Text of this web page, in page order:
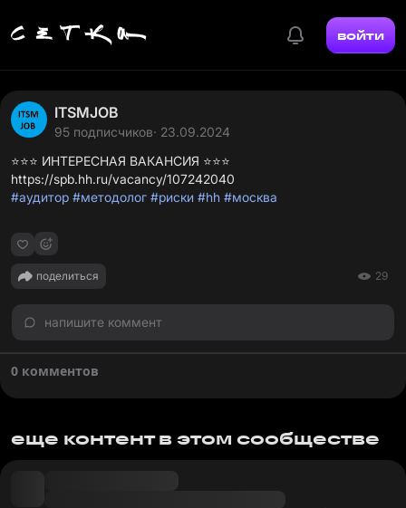
войти
ITSMJOB
95 подписчиков· 23.09.2024
https://spb.hh.ru/vacancy/107242040
#аудитор #методолог #риски #hh #москва
поделиться 29
напишите коммент
0 комментов
еще контент в этом сообществе